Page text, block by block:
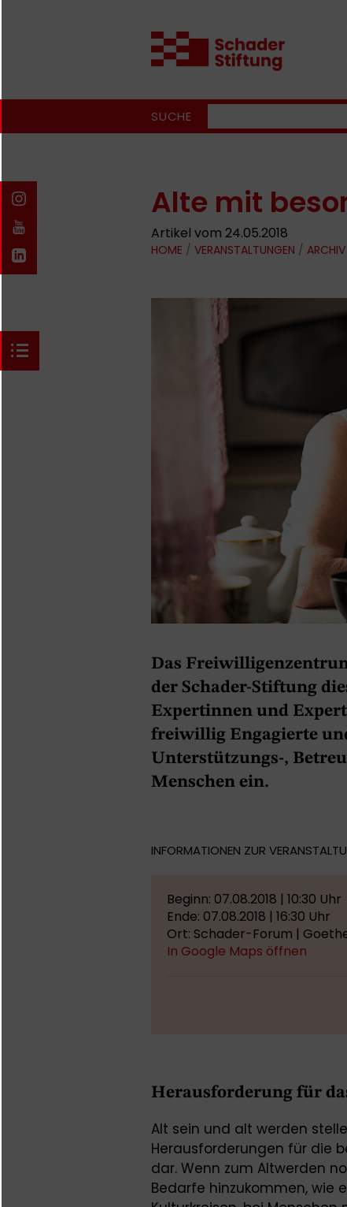
SUCHE
Alte mit
Artikel vom 24.05.2018
HOME / VERANSTALTUNGEN / ARCHIV
Das
der Schader-Stiftung
Expertinnen und
freiwillig Engagierte
Unterstützungs-,
Menschen ein.
INFORMATIONEN ZUR
Beginn: 07.08.2018 | 10:30 Uhr
Ende: 07.08.2018 | 16:30 Uhr
Ort: Schader-Forum |
In Google Maps öffnen
Herausforderung für
Alt sein und alt werden
Herausforderungen für die
dar. Wenn zum Altwerden
Bedarfe hinzukommen, wie